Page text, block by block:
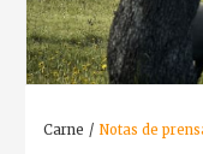
Carne Notas de